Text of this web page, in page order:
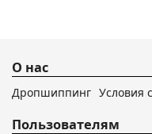
О нас
Дропшиппинг Условия
Пользователям